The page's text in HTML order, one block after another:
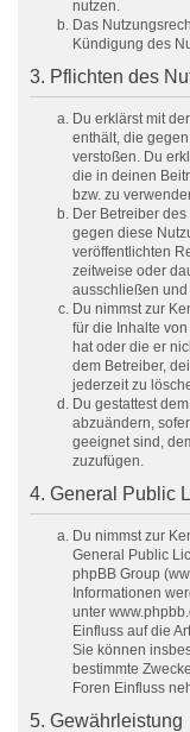
nutzen.
Das
Kündigung des
3. Pflichten des
Du erklärst mit
enthält, die
verstoßen. Du
die in deinen
bzw. zu
Der Betreiber
gegen diese
veröffentlichten
zeitweise oder
ausschließen
Du nimmst zur
für die Inhalte
hat oder die er
dem Betreiber,
jederzeit zu
Du gestattest
abzuändern,
geeignet sind,
zuzufügen.
4. General Public
Du nimmst zur
General Public
phpBB Group
Informationen
unter
Einfluss auf die
Sie können
bestimmte
Foren Einfluss
5. Gewährleistung